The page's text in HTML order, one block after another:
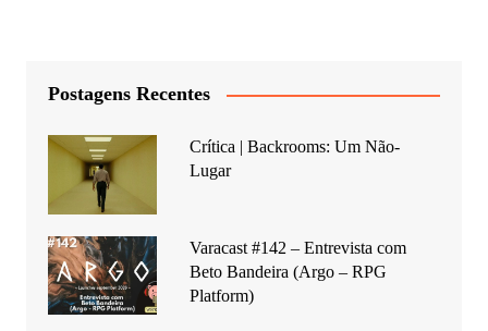
Postagens Recentes
Crítica | Backrooms: Um Não-
Lugar
Varacast #142 – Entrevista com
Beto Bandeira (Argo – RPG
Platform)